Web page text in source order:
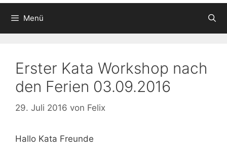
Menü
Erster Kata Workshop nach
den Ferien 03.09.2016
29. Juli 2016 von Felix
Hallo Kata Freunde